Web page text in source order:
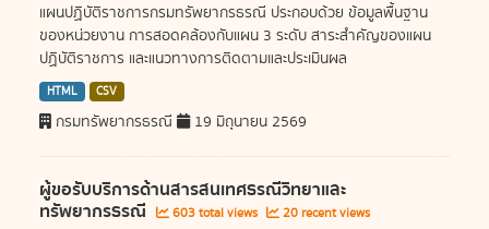
แผนปฏิบัติราชการกรมทรัพยากรธรณี ประกอบด้วย ข้อมูลพื้นฐาน
ของหน่วยงาน การสอดคล้องกับแผน 3 ระดับ สาระสำคัญของแผน
ปฏิบัติราชการ และแนวทางการติดตามและประเมินผล
HTML CSV
กรมทรัพยากรธรณี 19 มิถุนายน 2569
ผู้ขอรับบริการด้านสารสนเทศธรณีวิทยาและ
ทรัพยากรธรณี 603 total views 20 recent views